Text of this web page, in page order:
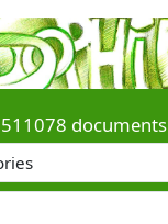
documents